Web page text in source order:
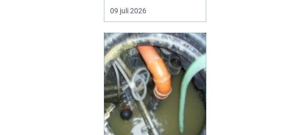
bostadsrättsföreningar
och fastighetsägare i
skyddar inte bara mot
regn, snö och blåst, utan
påve...
09 juli 2026